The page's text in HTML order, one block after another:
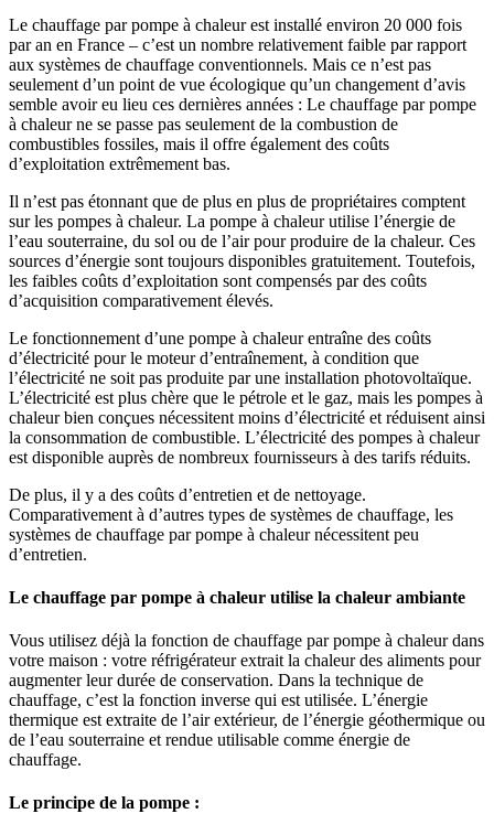
Le chauffage par pompe à chaleur est installé environ 20 000 fois
par an en France – c’est un nombre relativement faible par rapport
aux systèmes de chauffage conventionnels. Mais ce n’est pas
seulement d’un point de vue écologique qu’un changement d’avis
semble avoir eu lieu ces dernières années : Le chauffage par pompe
à chaleur ne se passe pas seulement de la combustion de
combustibles fossiles, mais il offre également des coûts
d’exploitation extrêmement bas.
Il n’est pas étonnant que de plus en plus de propriétaires comptent
sur les pompes à chaleur. La pompe à chaleur utilise l’énergie de
l’eau souterraine, du sol ou de l’air pour produire de la chaleur. Ces
sources d’énergie sont toujours disponibles gratuitement. Toutefois,
les faibles coûts d’exploitation sont compensés par des coûts
d’acquisition comparativement élevés.
Le fonctionnement d’une pompe à chaleur entraîne des coûts
d’électricité pour le moteur d’entraînement, à condition que
l’électricité ne soit pas produite par une installation photovoltaïque.
L’électricité est plus chère que le pétrole et le gaz, mais les pompes à
chaleur bien conçues nécessitent moins d’électricité et réduisent ainsi
la consommation de combustible. L’électricité des pompes à chaleur
est disponible auprès de nombreux fournisseurs à des tarifs réduits.
De plus, il y a des coûts d’entretien et de nettoyage.
Comparativement à d’autres types de systèmes de chauffage, les
systèmes de chauffage par pompe à chaleur nécessitent peu
d’entretien.
Le chauffage par pompe à chaleur utilise la chaleur ambiante
Vous utilisez déjà la fonction de chauffage par pompe à chaleur dans
votre maison : votre réfrigérateur extrait la chaleur des aliments pour
augmenter leur durée de conservation. Dans la technique de
chauffage, c’est la fonction inverse qui est utilisée. L’énergie
thermique est extraite de l’air extérieur, de l’énergie géothermique ou
de l’eau souterraine et rendue utilisable comme énergie de
chauffage.
Le principe de la pompe :